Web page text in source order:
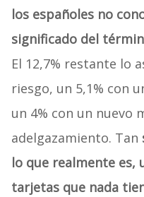
los españoles no
significado del
El 12,7% restante lo
riesgo, un 5,1% con
un 4% con un nuevo
adelgazamiento. Tan
lo que realmente es,
tarjetas que nada